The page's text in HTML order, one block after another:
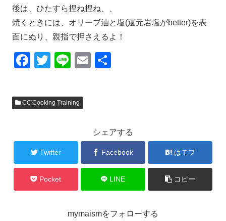
後は、ひたすら捏ね捏ね、、
焼くときには、オリーブ油と塩(還元岩塩がbetter)を表
面にぬり、親指で押さえるよ！
F
c
e
o
o
k
T
tt
er
Li
e
E
CC'Cooking Training
シェアする
Twitter Facebook はてブ
Pocket LINE コピー
mymaismをフォローする